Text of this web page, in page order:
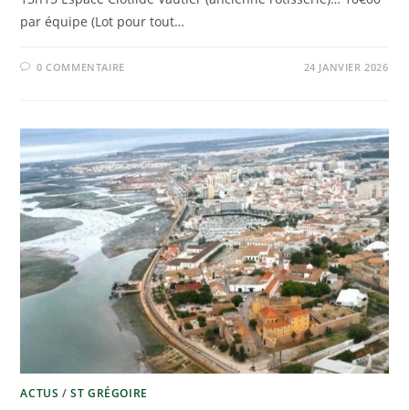
par équipe (Lot pour tout…
0 COMMENTAIRE 24 JANVIER 2026
ACTUS /ST GRÉGOIRE